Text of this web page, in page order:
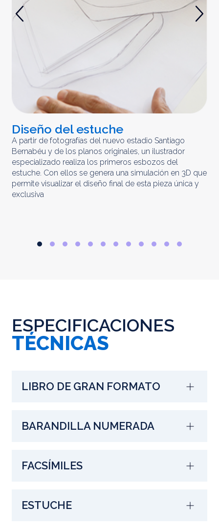
Diseño del estuche
A partir de fotografías del nuevo estadio Santiago
Bernabéu y de los planos originales, un ilustrador
especializado realiza los primeros esbozos del
estuche. Con ellos se genera una simulación en 3D que
permite visualizar el diseño final de esta pieza única y
exclusiva
ESPECIFICACIONES
TÉCNICAS
LIBRO DE GRAN FORMATO
BARANDILLA NUMERADA
FACSÍMILES
ESTUCHE